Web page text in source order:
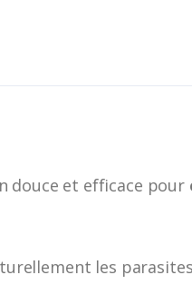
douce et efficace pour
les